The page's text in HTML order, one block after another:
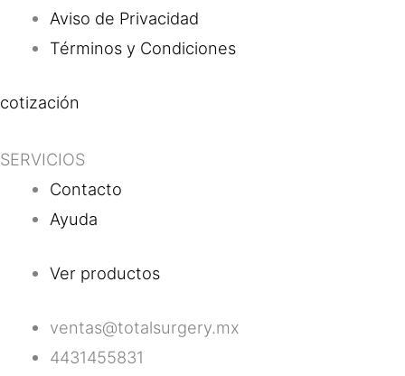
Aviso de Privacidad
Términos y Condiciones
cotización
SERVICIOS
Contacto
Ayuda
Ver productos
ventas@totalsurgery.mx
4431455831